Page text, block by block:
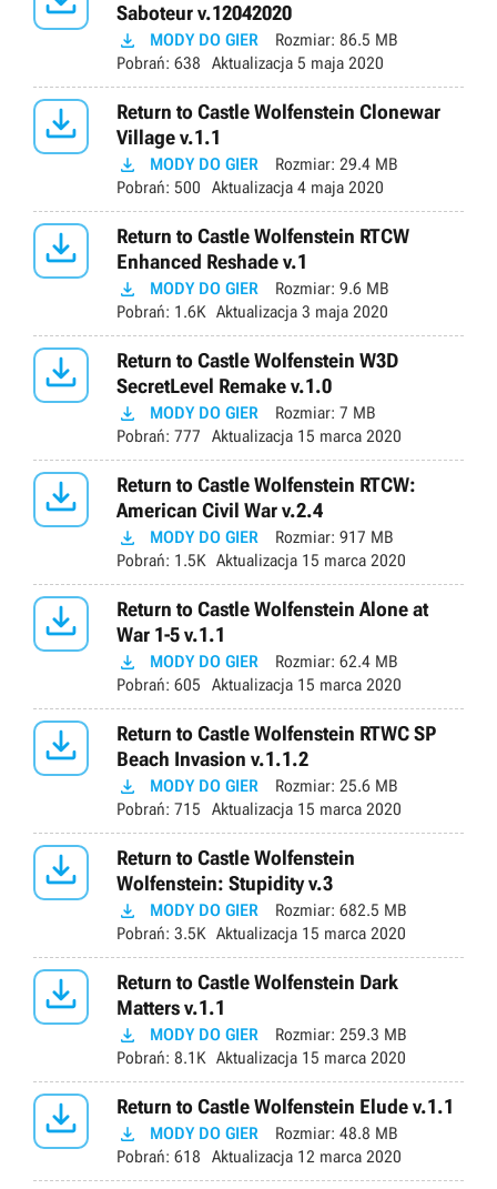
Saboteur v.12042020
 MODY DO GIER Rozmiar: 86.5 MB
Pobrań: 638 Aktualizacja 5 maja 2020

Return to Castle Wolfenstein Clonewar
Village v.1.1
 MODY DO GIER Rozmiar: 29.4 MB
Pobrań: 500 Aktualizacja 4 maja 2020

Return to Castle Wolfenstein RTCW
Enhanced Reshade v.1
 MODY DO GIER Rozmiar: 9.6 MB
Pobrań: 1.6K Aktualizacja 3 maja 2020

Return to Castle Wolfenstein W3D
SecretLevel Remake v.1.0
 MODY DO GIER Rozmiar: 7 MB
Pobrań: 777 Aktualizacja 15 marca 2020

Return to Castle Wolfenstein RTCW:
American Civil War v.2.4
 MODY DO GIER Rozmiar: 917 MB
Pobrań: 1.5K Aktualizacja 15 marca 2020

Return to Castle Wolfenstein Alone at
War 1-5 v.1.1
 MODY DO GIER Rozmiar: 62.4 MB
Pobrań: 605 Aktualizacja 15 marca 2020

Return to Castle Wolfenstein RTWC SP
Beach Invasion v.1.1.2
 MODY DO GIER Rozmiar: 25.6 MB
Pobrań: 715 Aktualizacja 15 marca 2020

Return to Castle Wolfenstein
Wolfenstein: Stupidity v.3
 MODY DO GIER Rozmiar: 682.5 MB
Pobrań: 3.5K Aktualizacja 15 marca 2020

Return to Castle Wolfenstein Dark
Matters v.1.1
 MODY DO GIER Rozmiar: 259.3 MB
Pobrań: 8.1K Aktualizacja 15 marca 2020
 Return to Castle Wolfenstein Elude v.1.1
 MODY DO GIER Rozmiar: 48.8 MB
Pobrań: 618 Aktualizacja 12 marca 2020